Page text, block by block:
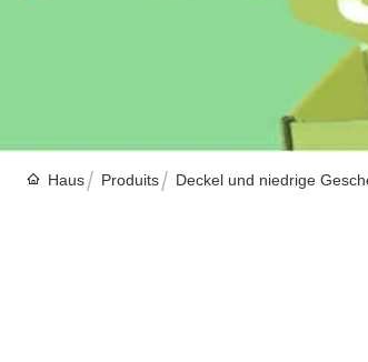
Haus Produits Deckel und niedrige